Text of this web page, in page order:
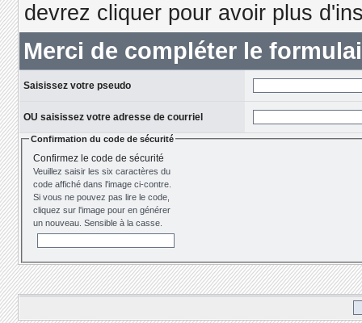
devrez cliquer pour avoir plus
Merci de compléter le
Saisissez votre pseudo
OU saisissez votre adresse de courriel
Confirmation du code de sécurité
Confirmez le code de sécurité
Veuillez saisir les six caractères du
code affiché dans l'image ci-contre.
Si vous ne pouvez pas lire le code,
cliquez sur l'image pour en générer
un nouveau. Sensible à la casse.